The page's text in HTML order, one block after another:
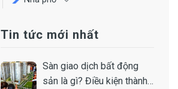
Tin tức mới nhất
Sàn giao dịch bất động
sản là gì? Điều kiện thành